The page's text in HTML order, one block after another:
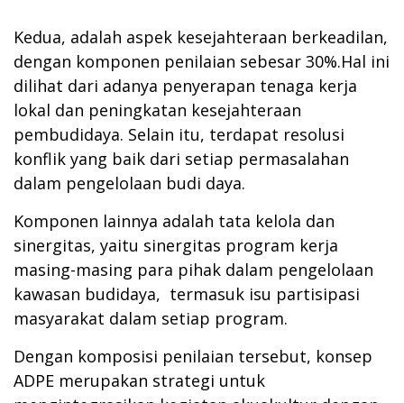
Kedua, adalah aspek kesejahteraan berkeadilan,
dengan komponen penilaian sebesar 30%.Hal ini
dilihat dari adanya penyerapan tenaga kerja
lokal dan peningkatan kesejahteraan
pembudidaya. Selain itu, terdapat resolusi
konflik yang baik dari setiap permasalahan
dalam pengelolaan budi daya.
Komponen lainnya adalah tata kelola dan
sinergitas, yaitu sinergitas program kerja
masing-masing para pihak dalam pengelolaan
kawasan budidaya, termasuk isu partisipasi
masyarakat dalam setiap program.
Dengan komposisi penilaian tersebut, konsep
ADPE merupakan strategi untuk